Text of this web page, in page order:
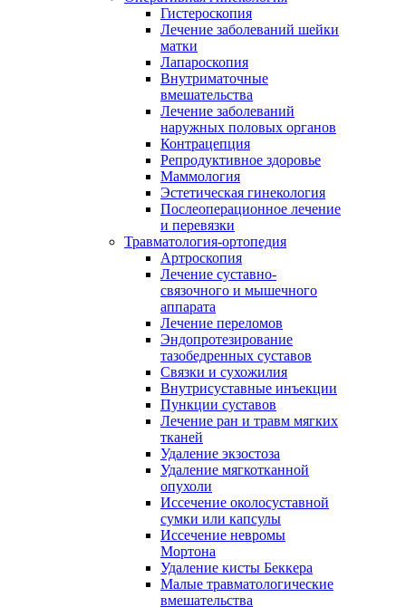
Гистероскопия
Лечение заболеваний шейки
матки
Лапароскопия
Внутриматочные
вмешательства
Лечение заболеваний
наружных половых органов
Контрацепция
Репродуктивное здоровье
Маммология
Эстетическая гинекология
Послеоперационное лечение
и перевязки
Травматология-ортопедия
Артроскопия
Лечение суставно-
связочного и мышечного
аппарата
Лечение переломов
Эндопротезирование
тазобедренных суставов
Связки и сухожилия
Внутрисуставные инъекции
Пункции суставов
Лечение ран и травм мягких
тканей
Удаление экзостоза
Удаление мягкотканной
опухоли
Иссечение околосуставной
сумки или капсулы
Иссечение невромы
Мортона
Удаление кисты Беккера
Малые травматологические
вмешательства